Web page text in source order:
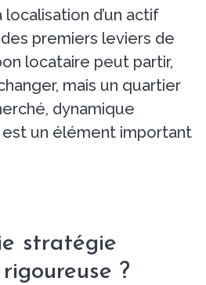
d’un actif
premiers leviers de
locataire peut partir,
mais un quartier
dynamique
un élément important
stratégie
?